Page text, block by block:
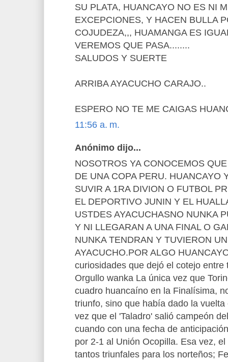
SU PLATA, HUANCAYO NO ES NI
EXCEPCIONES, Y HACEN BULLA
COJUDEZA,,, HUAMANGA ES
VEREMOS QUE PASA........
SALUDOS Y SUERTE
ARRIBA AYACUCHO CARAJO..
ESPERO NO TE ME CAIGAS
11:56 a. m.
Anónimo dijo...
NOSOTROS YA CONOCEMOS
DE UNA COPA PERU. HUANCAYO
SUVIR A 1RA DIVION O FUTBOL
EL DEPORTIVO JUNIN Y EL
USTDES AYACUCHASNO NUNKA
Y NI LLEGARAN A UNA FINAL O
NUNKA TENDRAN Y TUVIERON
AYACUCHO.POR ALGO
curiosidades que dejó el cotejo
Orgullo wanka La única vez que
cuadro huancaíno en la Finalísima,
triunfo, sino que había dado la
vez que el 'Taladro' salió campeón
cuando con una fecha de
por 2-1 al Unión Ocopilla. Esa vez,
tantos triunfales para los norteños;